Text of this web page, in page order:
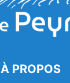
À PROPOS